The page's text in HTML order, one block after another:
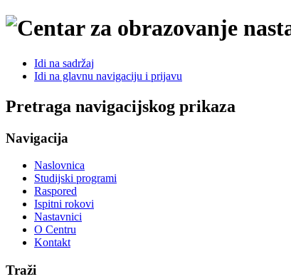
Idi na sadržaj
Idi na glavnu navigaciju i prijavu
Pretraga navigacijskog prikaza
Navigacija
Naslovnica
Studijski programi
Raspored
Ispitni rokovi
Nastavnici
O Centru
Kontakt
Traži